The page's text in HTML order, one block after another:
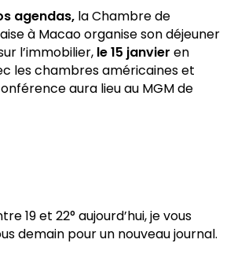
agendas, la Chambre de
à Macao organise son déjeuner
l’immobilier, le 15 janvier en
les chambres américaines et
aura lieu au MGM de
19 et 22° aujourd’hui, je vous
demain pour un nouveau journal.